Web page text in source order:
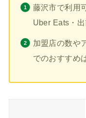
藤沢市で利用
Uber Eats・
加盟店の数や
でのおすすめ